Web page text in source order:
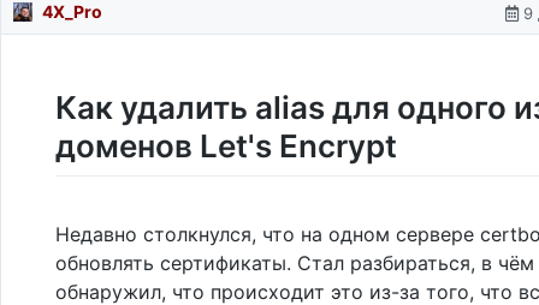
4X_Pro 9
Как удалить alias для одного
доменов Let's Encrypt
Недавно столкнулся, что на одном сервере
обновлять сертификаты. Стал разбираться, в
обнаружил, что происходит это из-за того, что